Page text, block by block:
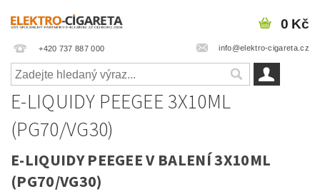
+420 737 887 000 info@elektro-cigareta.cz
0 Kč
E-LIQUIDY PEEGEE 3X10ML
(PG70/VG30)
E-LIQUIDY PEEGEE V BALENÍ 3X10ML
(PG70/VG30)